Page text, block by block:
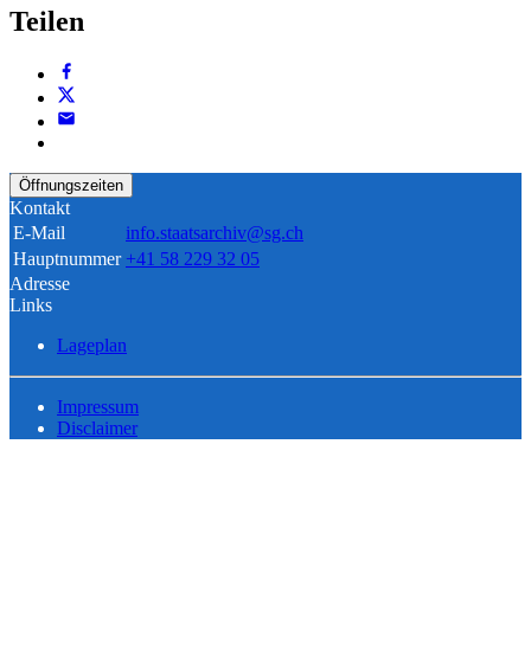
Teilen
Öffnungszeiten
Kontakt
E-Mail
info.staatsarchiv@sg.ch
Hauptnummer +41 58 229 32 05
Adresse
Links
Lageplan
Impressum
Disclaimer